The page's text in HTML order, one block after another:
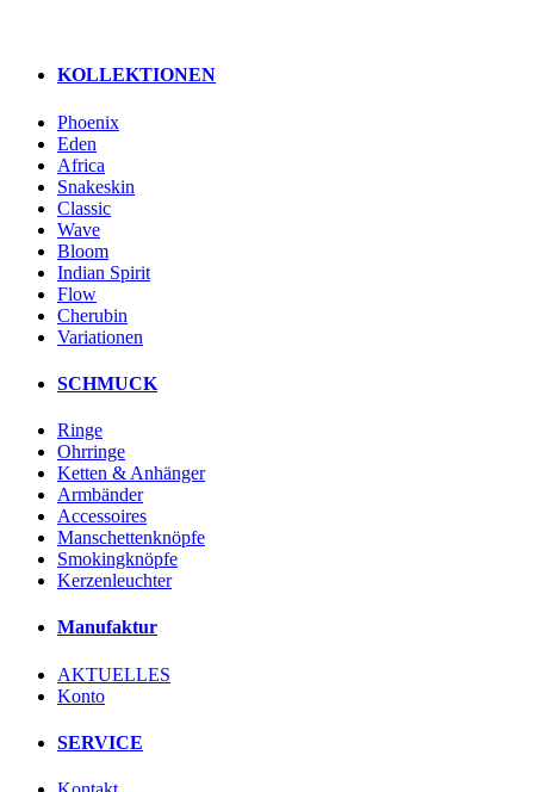
KOLLEKTIONEN
Phoenix
Eden
Africa
Snakeskin
Classic
Wave
Bloom
Indian Spirit
Flow
Cherubin
Variationen
SCHMUCK
Ringe
Ohrringe
Ketten & Anhänger
Armbänder
Accessoires
Manschettenknöpfe
Smokingknöpfe
Kerzenleuchter
Manufaktur
AKTUELLES
Konto
SERVICE